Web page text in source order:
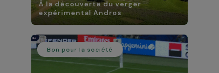
À la découverte du verger
expérimental Andros
Bon pour la société